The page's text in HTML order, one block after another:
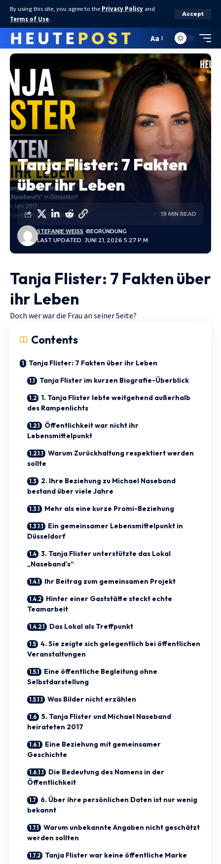
By using this site, you agree to the Privacy Policy and
Terms of Use.
Accept
Aa
Tanja Flister: 7 Fakten
über ihr Leben
LAST UPDATED: JUNI 21, 2026 5:27 P.M.
STEFANIE WEISS BEGRÜNDUNG
19 MIN READ
Tanja Flister: 7 Fakten über
ihr Leben
Doch wer war die Frau an seiner Seite?
Contents
Tanja Flister: 7 Fakten über ihr Leben
Tanja Flister im kurzen Biografie-Überblick
1. Tanja Flister lebte weitgehend außerhalb
des Rampenlichts
Öffentlichkeit war nicht ihr
Lebensmittelpunkt
Warum Zurückhaltung respektiert werden
sollte
2. Ihre Beziehung zu Michael Naseband
bestand über viele Jahre
Mehr als eine kurze Promi-Beziehung
Ein gemeinsamer Lebensmittelpunkt in
Düsseldorf
3. Tanja Flister unterstützte das Lokal
„Naseband’s“
Ihr Beitrag zum gemeinsamen Projekt
Hinter einer Gaststätte steckt echte
Teamarbeit
Das Lokal als Treffpunkt
4. Sie zeigte sich gelegentlich bei öffentlichen
Veranstaltungen
Eine öffentliche Begleitung ohne
Selbstdarstellung
Was Bilder nicht erzählen
5. Tanja Flister und Michael Naseband
heirateten 2017
Eine Beziehung mit gemeinsamer
Geschichte
Die Bedeutung des Namens in der
Öffentlichkeit
6. Über ihre persönlichen Daten ist nur wenig
bekannt
Warum unbekannte Angaben nicht geschätzt
werden sollten
Tanja Flister war keine öffentliche Marke